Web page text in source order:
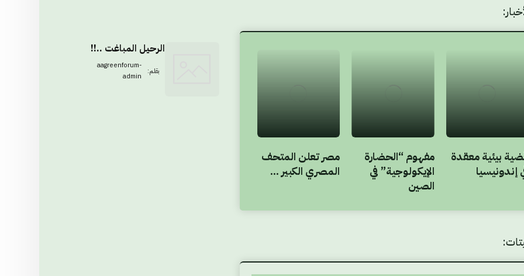
مصر تعلن المتحف
المصري الكبير ...
مفهوم “الحضارة
الإيكولوجية” في
الصين
بيئية معقدة
إندونيسيا
الرحيل المباغت ..!!
بقلم:
aagreenforum-
admin